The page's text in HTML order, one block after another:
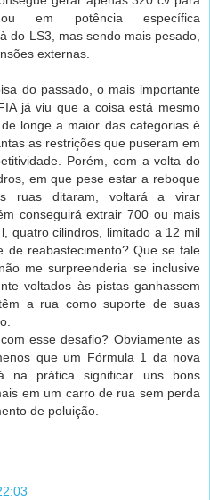
em potência específica
do LS3, mas sendo mais pesado,
externas.
do passado, o mais importante
já viu que a coisa está mesmo
longe a maior das categorias é
as restrições que puseram em
Porém, com a volta do
em que pese estar a reboque
ruas ditaram, voltará a virar
conseguirá extrair 700 ou mais
quatro cilindros, limitado a 12 mil
de reabastecimento? Que se fale
me surpreenderia se inclusive
voltados às pistas ganhassem
a rua como suporte de suas
esse desafio? Obviamente as
que um Fórmula 1 da nova
na prática significar uns bons
em um carro de rua sem perda
de poluição.